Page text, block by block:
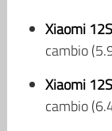
Xiaomi
cambio
Xiaomi
cambio